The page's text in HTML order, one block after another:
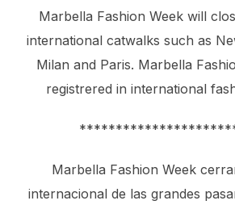
Marbella Fashion Week will
international catwalks such as
Milan and Paris. Marbella
registrered in international
Marbella Fashion Week
internacional de las grandes